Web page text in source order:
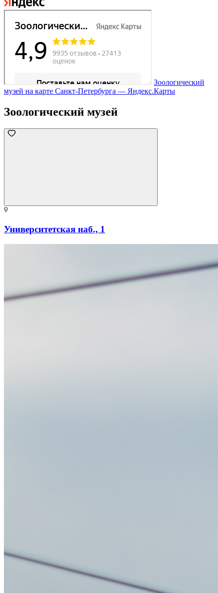
Зоологический
музей на карте Санкт‑Петербурга — Яндекс.Карты
Зоологический музей
Университетская наб., 1